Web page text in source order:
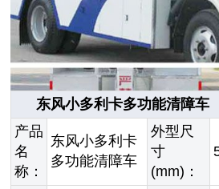
东风小多利卡多功能清障车
产品
名
称：
东风小多利卡
多功能清障车
外型尺
寸
(mm)：